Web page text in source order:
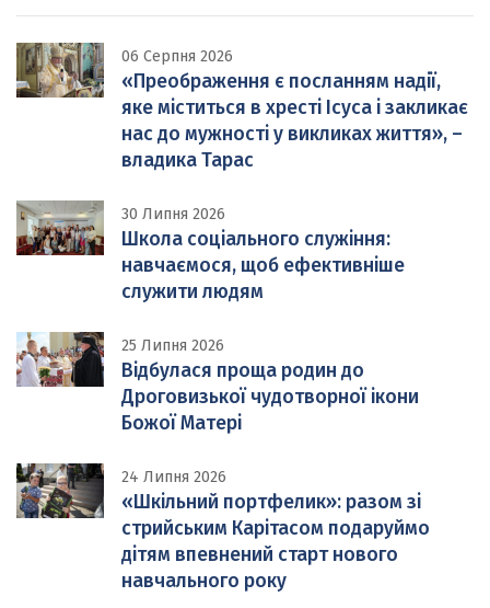
06 Серпня 2026
«Преображення є посланням надії,
яке міститься в хресті Ісуса і закликає
нас до мужності у викликах життя», –
владика Тарас
30 Липня 2026
Школа соціального служіння:
навчаємося, щоб ефективніше
служити людям
25 Липня 2026
Відбулася проща родин до
Дроговизької чудотворної ікони
Божої Матері
24 Липня 2026
«Шкільний портфелик»: разом зі
стрийським Карітасом подаруймо
дітям впевнений старт нового
навчального року